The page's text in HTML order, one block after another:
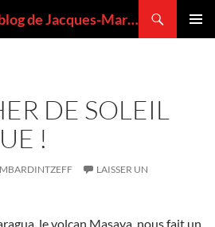
VOLCANMANIA : le blog de Jacques-Marie BARDINTZEFF, volcanologue
DE SOLEIL
!
LAISSER UN
le volcan Masaya, nous fait un